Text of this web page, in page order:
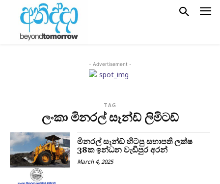
- Advertisement -
TAG
ලංකා මිනරල් සෑන්ඩ් ලිමිටඩ්
මිනරල් සෑන්ඩ් හිටපු සභාපති ලක්ෂ
38ක ඉන්ධන වැඩිපුර අරන්
March 4, 2025